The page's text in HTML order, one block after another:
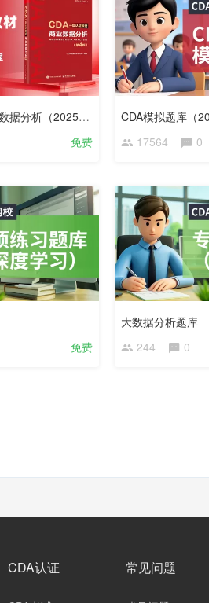
CDA教材一级：商业数据分析（2025版大纲）
免费
CDA模拟题库（
17564
0
免费
大数据分析题库
244
0
CDA认证 常见问题